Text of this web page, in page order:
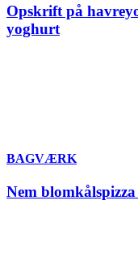
Opskrift på
yoghurt
BAGVÆRK
Nem